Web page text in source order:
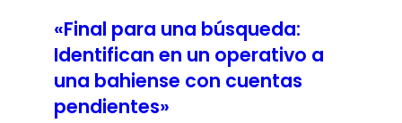
«Final para una búsqueda:
Identifican en un operativo a
una bahiense con cuentas
pendientes»